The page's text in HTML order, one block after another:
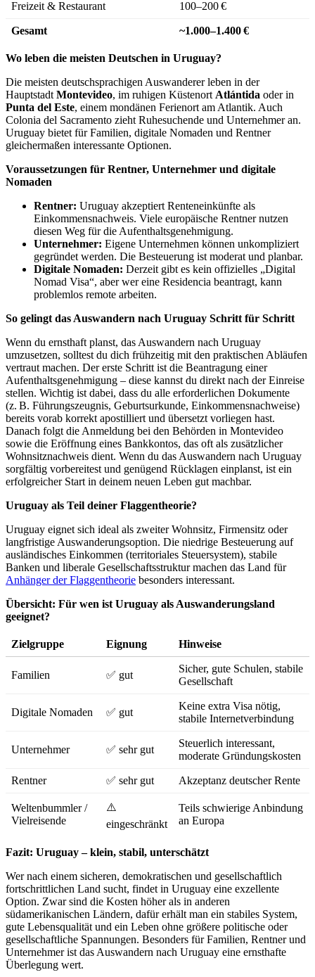
Freizeit & Restaurant 100–200 €
Gesamt ~1.000–1.400 €
Wo leben die meisten Deutschen in Uruguay?
Die meisten deutschsprachigen Auswanderer leben in der
Hauptstadt Montevideo, im ruhigen Küstenort Atlántida oder in
Punta del Este, einem mondänen Ferienort am Atlantik. Auch
Colonia del Sacramento zieht Ruhesuchende und Unternehmer an.
Uruguay bietet für Familien, digitale Nomaden und Rentner
gleichermaßen interessante Optionen.
Voraussetzungen für Rentner, Unternehmer und digitale
Nomaden
Rentner: Uruguay akzeptiert Renteneinkünfte als
Einkommensnachweis. Viele europäische Rentner nutzen
diesen Weg für die Aufenthaltsgenehmigung.
Unternehmer: Eigene Unternehmen können unkompliziert
gegründet werden. Die Besteuerung ist moderat und planbar.
Digitale Nomaden: Derzeit gibt es kein offizielles „Digital
Nomad Visa“, aber wer eine Residencia beantragt, kann
problemlos remote arbeiten.
So gelingt das Auswandern nach Uruguay Schritt für Schritt
Wenn du ernsthaft planst, das Auswandern nach Uruguay
umzusetzen, solltest du dich frühzeitig mit den praktischen Abläufen
vertraut machen. Der erste Schritt ist die Beantragung einer
Aufenthaltsgenehmigung – diese kannst du direkt nach der Einreise
stellen. Wichtig ist dabei, dass du alle erforderlichen Dokumente
(z. B. Führungszeugnis, Geburtsurkunde, Einkommensnachweise)
bereits vorab korrekt apostilliert und übersetzt vorliegen hast.
Danach folgt die Anmeldung bei den Behörden in Montevideo
sowie die Eröffnung eines Bankkontos, das oft als zusätzlicher
Wohnsitznachweis dient. Wenn du das Auswandern nach Uruguay
sorgfältig vorbereitest und genügend Rücklagen einplanst, ist ein
erfolgreicher Start in deinem neuen Leben gut machbar.
Uruguay als Teil deiner Flaggentheorie?
Uruguay eignet sich ideal als zweiter Wohnsitz, Firmensitz oder
langfristige Auswanderungsoption. Die niedrige Besteuerung auf
ausländisches Einkommen (territoriales Steuersystem), stabile
Banken und liberale Gesellschaftsstruktur machen das Land für
Anhänger der Flaggentheorie besonders interessant.
Übersicht: Für wen ist Uruguay als Auswanderungsland
geeignet?
Zielgruppe Eignung Hinweise
Familien ✅ gut
Sicher, gute Schulen, stabile
Gesellschaft
Digitale Nomaden ✅ gut
Keine extra Visa nötig,
stabile Internetverbindung
Unternehmer ✅ sehr gut
Steuerlich interessant,
moderate Gründungskosten
Rentner ✅ sehr gut Akzeptanz deutscher Rente
Weltenbummler /
Vielreisende
⚠️
eingeschränkt
Teils schwierige Anbindung
an Europa
Fazit: Uruguay – klein, stabil, unterschätzt
Wer nach einem sicheren, demokratischen und gesellschaftlich
fortschrittlichen Land sucht, findet in Uruguay eine exzellente
Option. Zwar sind die Kosten höher als in anderen
südamerikanischen Ländern, dafür erhält man ein stabiles System,
gute Lebensqualität und ein Leben ohne größere politische oder
gesellschaftliche Spannungen. Besonders für Familien, Rentner und
Unternehmer ist das Auswandern nach Uruguay eine ernsthafte
Überlegung wert.